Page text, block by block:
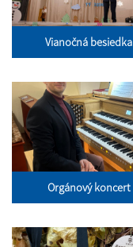
Vianočná besiedka
Orgánový koncert